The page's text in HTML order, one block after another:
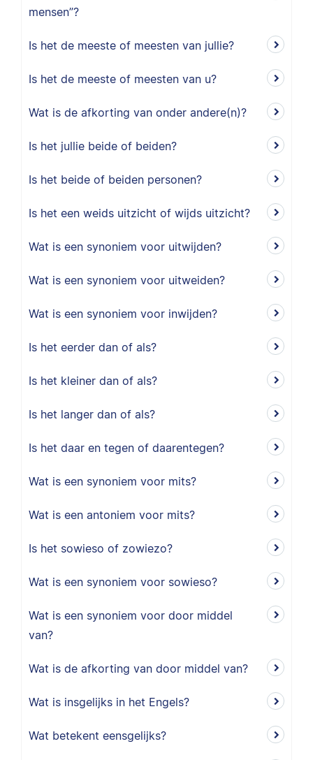
mensen”?
Is het de meeste of meesten van jullie?
Is het de meeste of meesten van u?
Wat is de afkorting van onder andere(n)?
Is het jullie beide of beiden?
Is het beide of beiden personen?
Is het een weids uitzicht of wijds uitzicht?
Wat is een synoniem voor uitwijden?
Wat is een synoniem voor uitweiden?
Wat is een synoniem voor inwijden?
Is het eerder dan of als?
Is het kleiner dan of als?
Is het langer dan of als?
Is het daar en tegen of daarentegen?
Wat is een synoniem voor mits?
Wat is een antoniem voor mits?
Is het sowieso of zowiezo?
Wat is een synoniem voor sowieso?
Wat is een synoniem voor door middel
van?
Wat is de afkorting van door middel van?
Wat is insgelijks in het Engels?
Wat betekent eensgelijks?